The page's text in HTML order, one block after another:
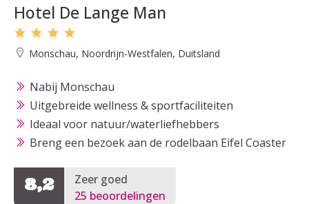
Hotel De Lange Man
Monschau, Noordrijn-Westfalen, Duitsland
Nabij Monschau
Uitgebreide wellness & sportfaciliteiten
Ideaal voor natuur/waterliefhebbers
Breng een bezoek aan de rodelbaan Eifel Coaster
8,2
Zeer goed
25 beoordelingen